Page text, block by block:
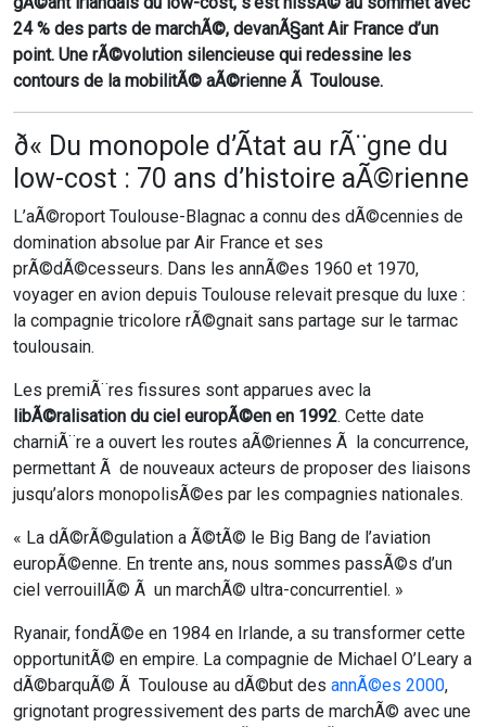
24 % des parts de marchÃ©, devanÃ§ant Air France d’un
point. Une rÃ©volution silencieuse qui redessine les
contours de la mobilitÃ© aÃ©rienne Ã Toulouse.
ð« Du monopole d’Ãtat au rÃ¨gne du
low-cost : 70 ans d’histoire aÃ©rienne
L’aÃ©roport Toulouse-Blagnac a connu des dÃ©cennies de
domination absolue par Air France et ses
prÃ©dÃ©cesseurs. Dans les annÃ©es 1960 et 1970,
voyager en avion depuis Toulouse relevait presque du luxe :
la compagnie tricolore rÃ©gnait sans partage sur le tarmac
toulousain.
Les premiÃ¨res fissures sont apparues avec la
libÃ©ralisation du ciel europÃ©en en 1992. Cette date
charniÃ¨re a ouvert les routes aÃ©riennes Ã la concurrence,
permettant Ã de nouveaux acteurs de proposer des liaisons
jusqu’alors monopolisÃ©es par les compagnies nationales.
« La dÃ©rÃ©gulation a Ã©tÃ© le Big Bang de l’aviation
europÃ©enne. En trente ans, nous sommes passÃ©s d’un
ciel verrouillÃ© Ã un marchÃ© ultra-concurrentiel. »
Ryanair, fondÃ©e en 1984 en Irlande, a su transformer cette
opportunitÃ© en empire. La compagnie de Michael O’Leary a
dÃ©barquÃ© Ã Toulouse au dÃ©but des annÃ©es 2000,
grignotant progressivement des parts de marchÃ© avec une